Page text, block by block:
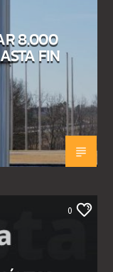
8.000
FIN
0